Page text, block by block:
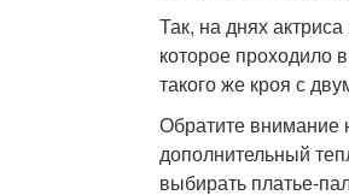
Так, на днях
которое проходило
такого же кроя с
Обратите внимание
дополнительный
выбирать платье-